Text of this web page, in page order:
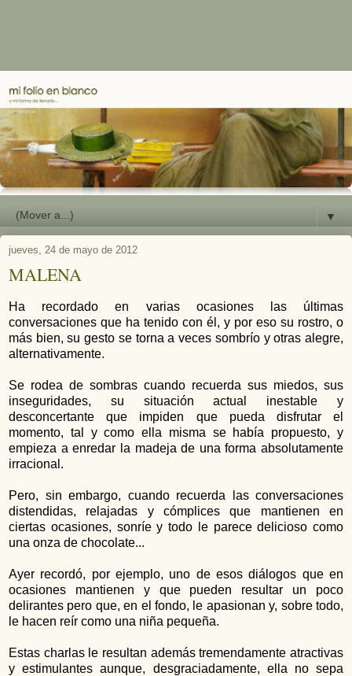
▼
jueves, 24 de mayo de 2012
MALENA
Ha recordado en varias ocasiones las últimas
conversaciones que ha tenido con él, y por eso su rostro, o
más bien, su gesto se torna a veces sombrío y otras alegre,
alternativamente.
Se rodea de sombras cuando recuerda sus miedos, sus
inseguridades, su situación actual inestable y
desconcertante que impiden que pueda disfrutar el
momento, tal y como ella misma se había propuesto, y
empieza a enredar la madeja de una forma absolutamente
irracional.
Pero, sin embargo, cuando recuerda las conversaciones
distendidas, relajadas y cómplices que mantienen en
ciertas ocasiones, sonríe y todo le parece delicioso como
una onza de chocolate...
Ayer recordó, por ejemplo, uno de esos diálogos que en
ocasiones mantienen y que pueden resultar un poco
delirantes pero que, en el fondo, le apasionan y, sobre todo,
le hacen reír como una niña pequeña.
Estas charlas le resultan además tremendamente atractivas
y estimulantes aunque, desgraciadamente, ella no sepa